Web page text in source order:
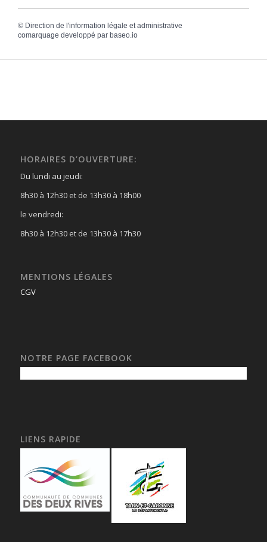
© Direction de l'information légale et administrative
comarquage developpé par baseo.io
HORAIRES D’OUVERTURE:
Du lundi au jeudi:
8h30 à 12h30 et de 13h30 à 18h00
le vendredi:
8h30 à 12h30 et de 13h30 à 17h30
MENTIONS LÉGALES
CGV
NOTRE PAGE FACEBOOK
LIENS RAPIDE